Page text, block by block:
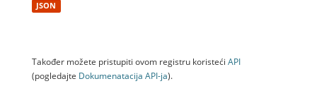
JSON
Također možete pristupiti ovom registru koristeći API
(pogledajte Dokumenаtаcijа API-jа).